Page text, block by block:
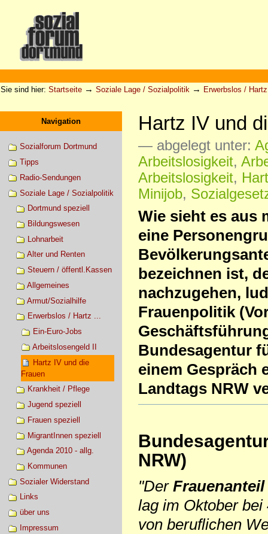
Werkzeuge
Sie sind hier: Startseite → Soziale Lage / Sozialpolitik → Erwerbslos /
Navigation
Sozialforum Dortmund
Tipps
Radio-Sendungen
Soziale Lage / Sozialpolitik
Dortmund speziell
Bildungswesen
Lohnarbeit
Alter und Renten
Steuern / öffentl.Kassen
Allgemeines
Armut/Sozialhilfe
Erwerbslos / Hartz ...
Ein-Euro-Jobs
Arbeitslosengeld II
Hartz IV und die
Frauen
Krankheit / Pflege
Jugend speziell
Frauen speziell
MigrantInnen speziell
Agenda 2010 - allg.
Kommunen
Sozialer Widerstand
Links
über uns
Impressum
Hartz IV und
— abgelegt unter:
Arbeitslosigkeit,
Arbeitslosigkeit,
Minijob,
Wie sieht es aus
eine
bezeichnen ist,
nachzugehen,
Frauenpolitik
Bundesagentur
einem Gespräch
Landtags NRW
NRW)
"Der Frauenanteil
lag im Oktober bei
von beruflichen